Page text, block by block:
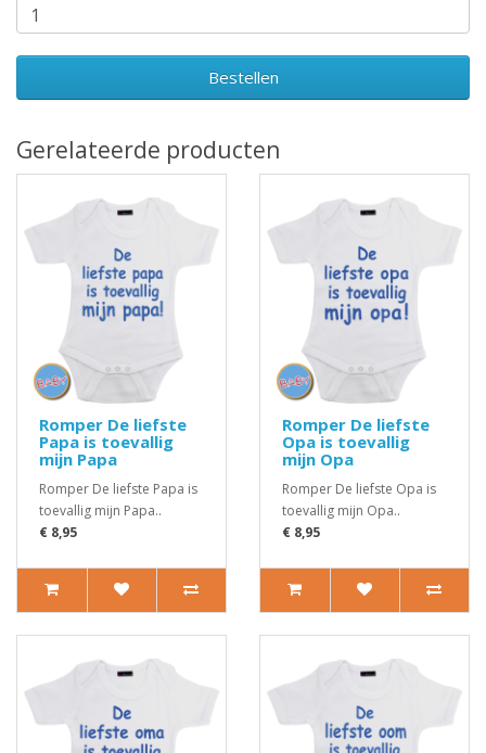
Bestellen
Gerelateerde producten
Romper De liefste
Papa is toevallig
mijn Papa
Romper De liefste Papa is
toevallig mijn Papa..
€ 8,95
Romper De liefste
Opa is toevallig
mijn Opa
Romper De liefste Opa is
toevallig mijn Opa..
€ 8,95